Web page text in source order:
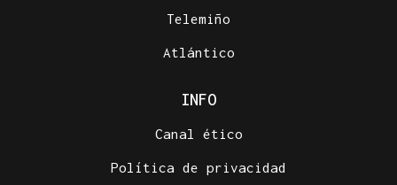
Telemiño
Atlántico
INFO
Canal ético
Política de privacidad